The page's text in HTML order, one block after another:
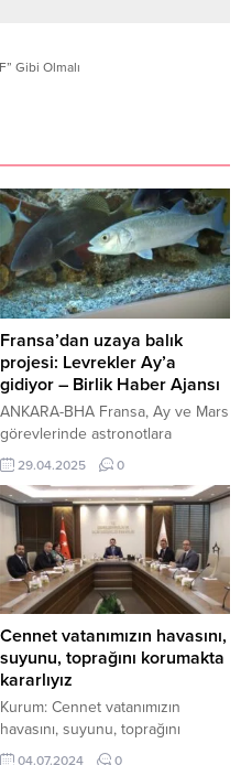
Gibi Olmalı
GuvenilirGida/gkd/
Fransa’dan uzaya balık
projesi: Levrekler Ay’a
gidiyor – Birlik Haber Ajansı
ANKARA-BHA Fransa, Ay ve Mars
görevlerinde astronotlara
sürdürülebilir gıda sağlamak
amacıyla geliştirdiği “Lunar Hatch”
projesi kapsamında, levrek
balıklarını uzayda yetiştirmeyi
planlıyor. Fransa’nın güneyindeki
Palavas-les-Flots kentinde
bulunan bir araştırma merkezinde
yürütülen çalışmalar, döllenmiş
levrek yumurtalarının uzaya
gönderilmesiyle başlayacak.
Projenin lideri olan Fransa Ulusal
Okyanus Araştırma
Enstitüsü’nden deniz biyoloğu Dr.
Cyrille Przybyla,...
29.04.2025 0
Cennet vatanımızın havasını,
suyunu, toprağını korumakta
kararlıyız
Kurum: Cennet vatanımızın
havasını, suyunu, toprağını
korumakta kararlıyız Çevre,
04.07.2024 0